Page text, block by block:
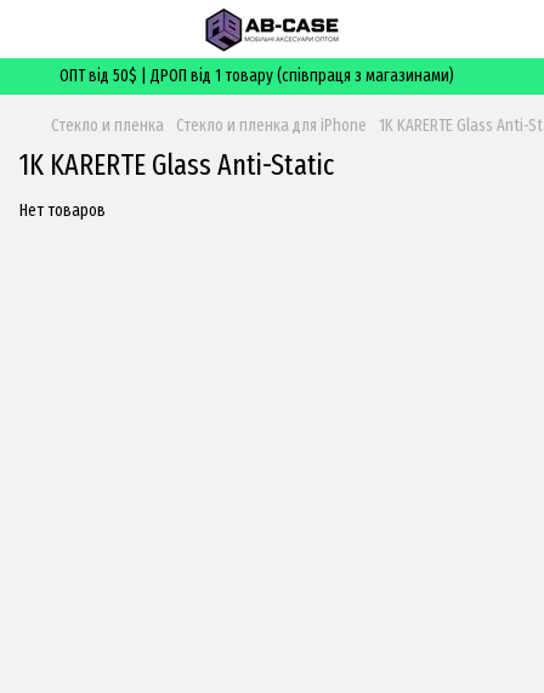
ОПТ від 50$ | ДРОП від 1 товару (співпраця з магазинами)
Стекло и пленка Стекло и пленка для iPhone 1K KARERTE Glass Anti-
1K KARERTE Glass Anti-Static
Нет товаров